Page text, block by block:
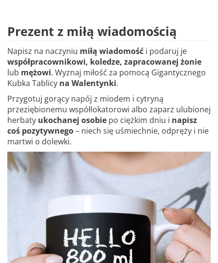
Prezent z miłą wiadomością
Napisz na naczyniu miłą wiadomość i podaruj je
współpracownikowi, koledze, zapracowanej żonie
lub mężowi. Wyznaj miłość za pomocą Gigantycznego
Kubka Tablicy na Walentynki.
Przygotuj gorący napój z miodem i cytryną
przeziębionemu współlokatorowi albo zaparz ulubionej
herbaty ukochanej osobie po ciężkim dniu i napisz
coś pozytywnego– niech się uśmiechnie, odpręży i nie
martwi o dolewki.